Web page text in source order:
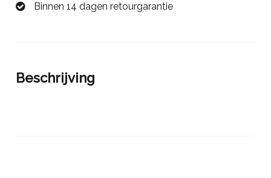
mm Binnen 14 dagen retourgarantie
Beschrijving